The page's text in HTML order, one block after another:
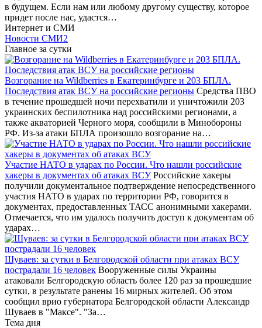
в будущем. Если нам или любому другому существу, которое
придет после нас, удастся…
Интернет и СМИ
Новости СМИ2
Главное за сутки
Возгорание на Wildberries в Екатеринбурге и 203 БПЛА.
Последствия атак ВСУ на российские регионы Средства ПВО
в течение прошедшей ночи перехватили и уничтожили 203
украинских беспилотника над российскими регионами, а
также акваторией Черного моря, сообщили в Минобороны
РФ. Из-за атаки БПЛА произошло возгорание на…
Участие НАТО в ударах по России. Что нашли российские
хакеры в документах об атаках ВСУРоссийские хакеры
получили документальное подтверждение непосредственного
участия НАТО в ударах по территории РФ, говорится в
документах, предоставленных ТАСС анонимными хакерами.
Отмечается, что им удалось получить доступ к документам об
ударах…
Шуваев: за сутки в Белгородской области при атаках ВСУ
пострадали 16 человек Вооруженные силы Украины
атаковали Белгородскую область более 120 раз за прошедшие
сутки, в результате ранены 16 мирных жителей. Об этом
сообщил врио губернатора Белгородской области Александр
Шуваев в "Максе". "За…
Тема дня